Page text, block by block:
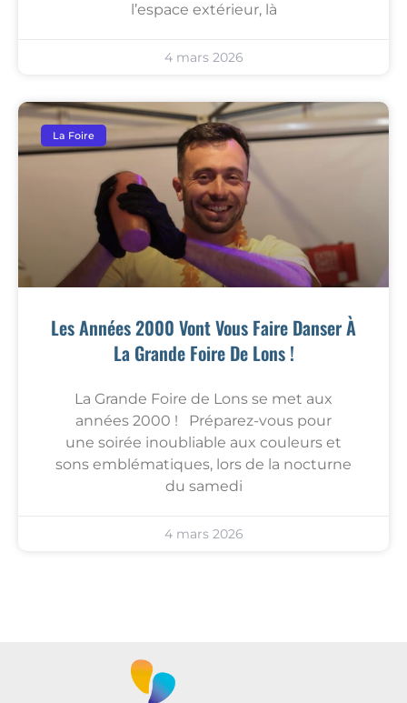
l’espace extérieur, là
4 mars 2026
La Foire
Les Années 2000 Vont Vous Faire Danser À
La Grande Foire De Lons !
La Grande Foire de Lons se met aux
années 2000 ! Préparez-vous pour
une soirée inoubliable aux couleurs et
sons emblématiques, lors de la nocturne
du samedi
4 mars 2026